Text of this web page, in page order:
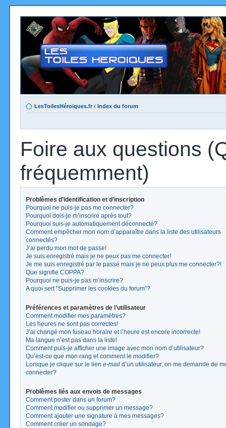
LesToilesHéroïques.fr ‹ Index du forum
Foire aux questions
fréquemment)
Problèmes d’identification et d’inscription
Pourquoi ne puis-je pas me connecter?
Pourquoi dois-je m’inscrire après tout?
Pourquoi suis-je automatiquement déconnecté?
Comment empêcher mon nom d’apparaître dans la liste des utilisateurs
connectés?
J’ai perdu mon mot de passe!
Je suis enregistré mais je ne peux pas me connecter!
Je me suis enregistré par le passé mais je ne peux plus me connecter?!
Que signifie COPPA?
Pourquoi ne puis-je pas m’inscrire?
A quoi sert “Supprimer les cookies du forum”?
Préférences et paramètres de l’utilisateur
Comment modifier mes paramètres?
Les heures ne sont pas correctes!
J’ai changé mon fuseau horaire et l’heure est encore incorrecte!
Ma langue n’est pas dans la liste!
Comment puis-je afficher une image avec mon nom d’utilisateur?
Qu’est-ce que mon rang et comment le modifier?
Lorsque je clique sur le lien e-mail d’un utilisateur, on me demande de
connecter?
Problèmes liés aux envois de messages
Comment poster dans un forum?
Comment modifier ou supprimer un message?
Comment ajouter une signature à mes messages?
Comment créer un sondage?